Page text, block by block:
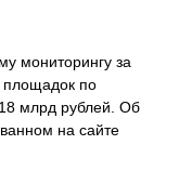
мониторингу за
площадок по
млрд рублей. Об
на сайте